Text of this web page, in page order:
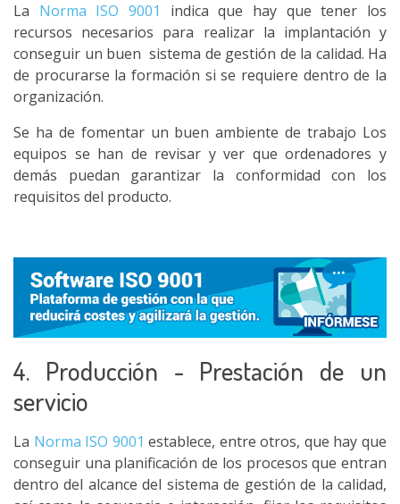
La Norma ISO 9001
indica que hay que tener los
recursos necesarios para realizar la implantación y
conseguir un buen sistema de gestión de la calidad. Ha
de procurarse la formación si se requiere dentro de la
organización.
Se ha de fomentar un buen ambiente de trabajo Los
equipos se han de revisar y ver que ordenadores y
demás puedan garantizar la conformidad con los
requisitos del producto.
4. Producción - Prestación de un
servicio
La Norma ISO 9001 establece, entre otros, que hay que
conseguir una planificación de los procesos que entran
dentro del alcance del sistema de gestión de la calidad,